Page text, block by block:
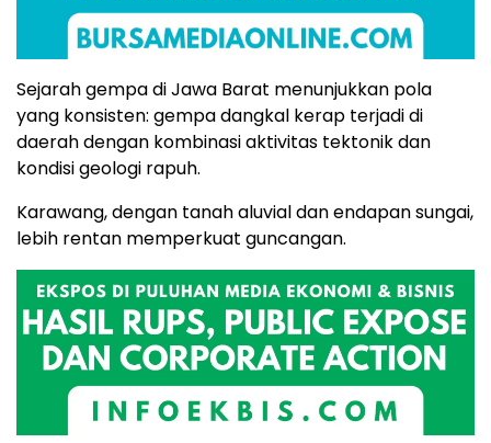
Sejarah gempa di Jawa Barat menunjukkan pola
yang konsisten: gempa dangkal kerap terjadi di
daerah dengan kombinasi aktivitas tektonik dan
kondisi geologi rapuh.
Karawang, dengan tanah aluvial dan endapan sungai,
lebih rentan memperkuat guncangan.